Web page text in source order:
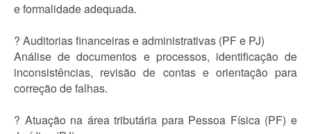
e formalidade adequada.
? Auditorias financeiras e administrativas (PF e PJ)
Análise de documentos e processos, identificação de
inconsistências, revisão de contas e orientação para
correção de falhas.
? Atuação na área tributária para Pessoa Física (PF) e